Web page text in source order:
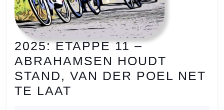
2025: ETAPPE 11 –
ABRAHAMSEN HOUDT
STAND, VAN DER POEL NET
TE LAAT